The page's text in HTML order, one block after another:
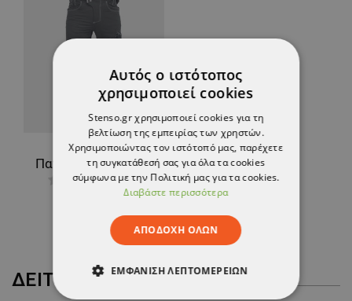
Παντελόνι εργασίας NEURUM PERFORMANCE ANTRACITE
ΔΕΊΤΕ ΠΕΡΙΣΣΌΤΕΡΑ
Αυτός ο ιστότοπος
χρησιμοποιεί cookies
Stenso.gr χρησιμοποιεί cookies για τη
βελτίωση της εμπειρίας των χρηστών.
Χρησιμοποιώντας τον ιστότοπό μας, παρέχετε
τη συγκατάθεσή σας για όλα τα cookies
σύμφωνα με την Πολιτική μας για τα cookies.
Διαβάστε περισσότερα
ΑΠΟΔΟΧΉ ΌΛΩΝ
ΕΜΦΆΝΙΣΗ ΛΕΠΤΟΜΕΡΕΙΏΝ